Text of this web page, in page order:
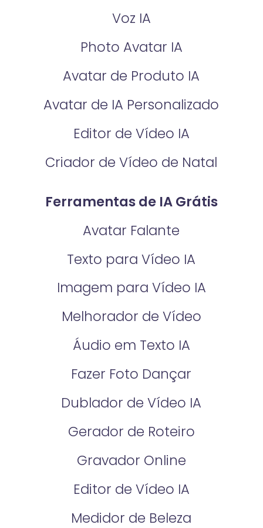
Voz IA
Photo Avatar IA
Avatar de Produto IA
Avatar de IA Personalizado
Editor de Vídeo IA
Criador de Vídeo de Natal
Ferramentas de IA Grátis
Avatar Falante
Texto para Vídeo IA
Imagem para Vídeo IA
Melhorador de Vídeo
Áudio em Texto IA
Fazer Foto Dançar
Dublador de Vídeo IA
Gerador de Roteiro
Gravador Online
Editor de Vídeo IA
Medidor de Beleza